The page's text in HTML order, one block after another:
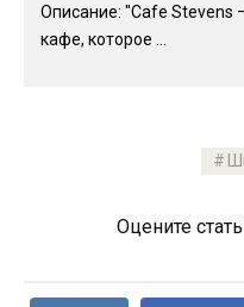
Описание: "Cafe Stevens
кафе, которое ...
Оцените